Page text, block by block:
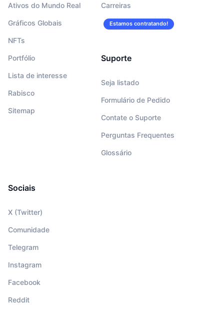
Ativos do Mundo Real
Gráficos Globais
NFTs
Portfólio
Lista de interesse
Rabisco
Sitemap
Carreiras
Estamos contratando!
Suporte
Seja listado
Formulário de Pedido
Contate o Suporte
Perguntas Frequentes
Glossário
Sociais
X (Twitter)
Comunidade
Telegram
Instagram
Facebook
Reddit